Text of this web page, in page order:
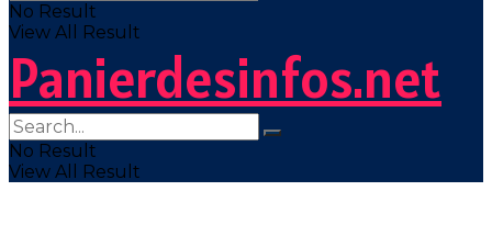
No Result
View All Result
Panierdesinfos.net
No Result
View All Result